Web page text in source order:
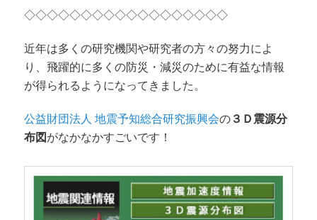
◇◇◇◇◇◇◇◇◇◇◇◇◇◇◇◇◇◇
近年は多くの研究機関や研究者の方々の努力によ
り、飛躍的に多くの防災・減災のために有益な情報
が得られるようになってきました。
公益財団法人 地震予知総合研究振興会の３Ｄ震源分
布図がなかなかすごいです！